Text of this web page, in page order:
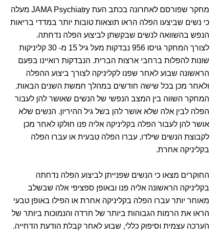
מחקר שפורסם לאחרונה בכתב העת JAMA Psychiatry מעלה
כי נשים שביצעו הפלה הראו תוצאות טובות יותר במדדי בריאות
הנפש בהשוואה לנשים שבקשתן לביצוע הפלה נדחתה.
לצורך המחקר גויסו 956 נבדקות מעל גיל 15 מ- 30 קליניקות
שונות להפלות ברחבי ארצות הברית. הנבדקות רואיינו בפעם
הראשונה שבוע לאחר שפנו לקליניקה לצורך ביצוע ההפלה
ולאחר מכן בכל שישה חודשים במהלך חמשת השנים הבאות.
המחקר השווה בין המצב הנפשי של הנשים שאושר להן לעבור
הפלה לבין אלה שלא אושר להן בשל גיל ההיריון. הנשים שלא
אושר להן לעבור הפלה בקליניקה אליה פנו חולקו לאחר מכן
לקבוצת הנשים שילדו, עברו הפלה טבעית או עברו הפלה
בקליניקה אחרת.
החוקרים מצאו כי הנשים שפנייתן לביצוע הפלה נדחתה
בקליניקה הראשונה אליה פנו ובאופן ספציפי אלה שבשלב
מאוחר יותר עברו הפלה בקליניקה אחרת או הפילו באופן טבעי
הראו את הרמות הגבוהות ביותר של חרדה והנמוכות ביותר של
הערכה עצמית וסיפוק כללי, שבוע לאחר קבלת הודעת הדחייה.